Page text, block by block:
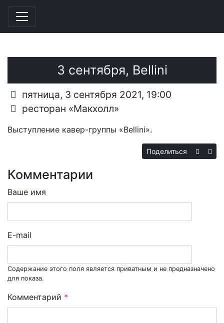
3 сентября, Bellini
пятница, 3 сентября 2021, 19:00
ресторан «Макхолл»
Выступление кавер-группы «Bellini».
Поделиться
Комментарии
Ваше имя
E-mail
Содержание этого поля является приватным и не предназначено
для показа.
Комментарий *